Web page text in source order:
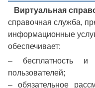
Виртуальная
справочная служба,
информационные
обеспечивает:
– бесплатность и
пользователей;
– обязательное